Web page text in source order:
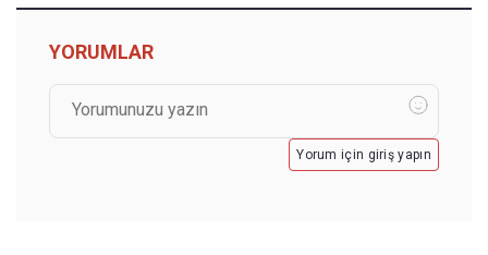
YORUMLAR
Yorum için giriş yapın